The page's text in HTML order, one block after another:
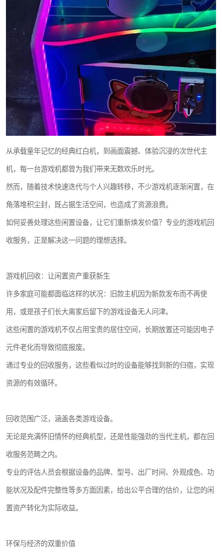
从承载童年记忆的经典红白机，到画面震撼、体验沉浸的次世代主
机，每一台游戏机都曾为我们带来无数欢乐时光。
然而，随着技术快速迭代与个人兴趣转移，不少游戏机逐渐闲置，在
角落堆积尘封，既占据生活空间，也造成了资源浪费。
如何妥善处理这些闲置设备，让它们重新焕发价值？专业的游戏机回
收服务，正是解决这一问题的理想选择。
游戏机回收：让闲置资产重获新生
许多家庭可能都面临这样的状况：旧款主机因为新款发布而不再使
用，或是孩子们长大离家后留下的游戏设备无人问津。
这些闲置的游戏机不仅占用宝贵的居住空间，长期放置还可能因电子
元件老化而导致彻底报废。
通过专业的回收服务，这些看似过时的设备能够找到新的归宿，实现
资源的有效循环。
回收范围广泛，涵盖各类游戏设备。
无论是充满怀旧情怀的经典机型，还是性能强劲的当代主机，都在回
收服务范畴之内。
专业的评估人员会根据设备的品牌、型号、出厂时间、外观成色、功
能状况及配件完整性等多方面因素，给出公平合理的估价，让您的闲
置资产转化为实际收益。
环保与经济的双重价值